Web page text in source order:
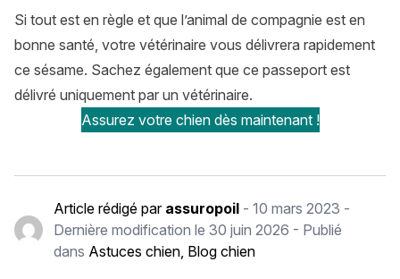
Si tout est en règle et que l’animal de compagnie est en
bonne santé, votre vétérinaire vous délivrera rapidement
ce sésame. Sachez également que ce passeport est
délivré uniquement par un vétérinaire.
Assurez votre chien dès maintenant !
Article rédigé par assuropoil -10 mars 2023 -
Dernière modification le30 juin 2026 - Publié
dans Astuces chien, Blog chien